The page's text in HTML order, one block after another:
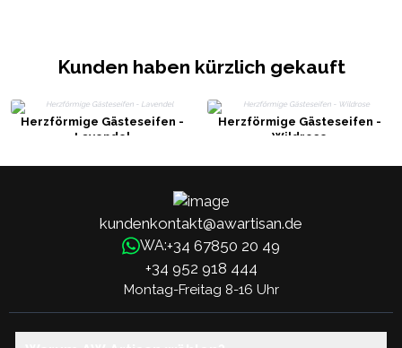
Kunden haben kürzlich gekauft
Herzförmige Gästeseifen -
Lavendel
Herzförmige Gästeseifen -
Wildrose
kundenkontakt@awartisan.de
WA:+34 67850 20 49
+34 952 918 444
Montag-Freitag 8-16 Uhr